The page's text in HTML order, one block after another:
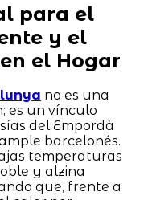
para el
y el
el Hogar
no es una
es un vínculo
del Empordà
barcelonés.
temperaturas
y alzina
que, frente a